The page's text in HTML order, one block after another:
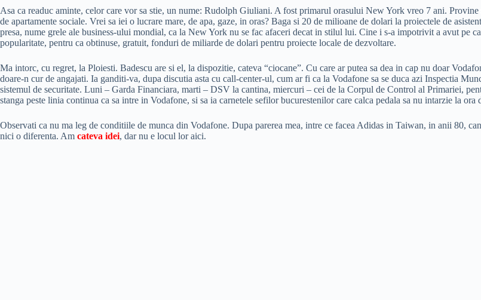
Asa ca readuc aminte, celor care vor sa stie, un nume: Rudolph Giuliani. A fost primarul orasului New York vreo 7 ani.
de apartamente sociale. Vrei sa iei o lucrare mare, de apa, gaze, in oras? Baga si 20 de milioane de dolari la proiectele de
presa, nume grele ale business-ului mondial, ca la New York nu se fac afaceri decat in stilul lui. Cine i s-a impotrivit a avut pe
popularitate, pentru ca obtinuse, gratuit, fonduri de miliarde de dolari pentru proiecte locale de dezvoltare.
Ma intorc, cu regret, la Ploiesti. Badescu are si el, la dispozitie, cateva “ciocane”. Cu care ar putea sa dea in cap nu doar
doare-n cur de angajati. Ia ganditi-va, dupa discutia asta cu call-center-ul, cum ar fi ca la Vodafone sa se duca azi Inspectia
sistemul de securitate. Luni – Garda Financiara, marti – DSV la cantina, miercuri – cei de la Corpul de Control al Primariei,
stanga peste linia continua ca sa intre in Vodafone, si sa ia carnetele sefilor bucurestenilor care calca pedala sa nu intarzie la ora
Observati ca nu ma leg de conditiile de munca din Vodafone. Dupa parerea mea, intre ce facea Adidas in Taiwan, in anii 80,
nici o diferenta. Am cateva idei, dar nu e locul lor aici.